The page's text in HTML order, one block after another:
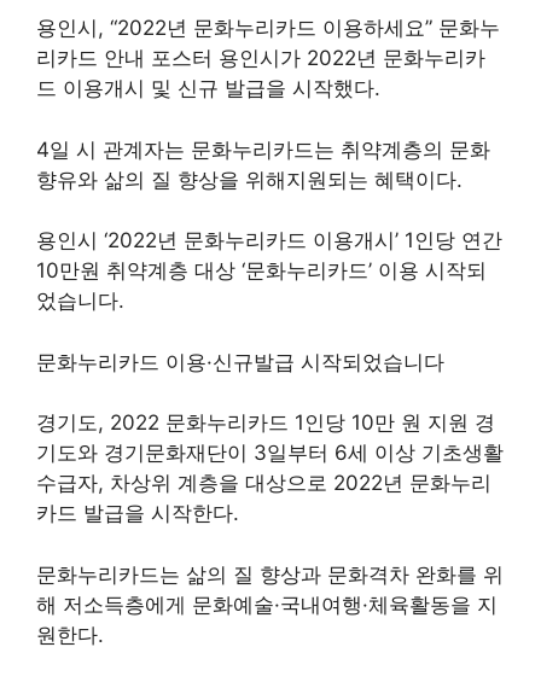
용인시, “2022년 문화누리카드 이용하세요” 문화누
리카드 안내 포스터 용인시가 2022년 문화누리카
드 이용개시 및 신규 발급을 시작했다.
4일 시 관계자는 문화누리카드는 취약계층의 문화
향유와 삶의 질 향상을 위해지원되는 혜택이다.
용인시 ‘2022년 문화누리카드 이용개시’ 1인당 연간
10만원 취약계층 대상 ‘문화누리카드’ 이용 시작되
었습니다.
문화누리카드 이용·신규발급 시작되었습니다
경기도, 2022 문화누리카드 1인당 10만 원 지원 경
기도와 경기문화재단이 3일부터 6세 이상 기초생활
수급자, 차상위 계층을 대상으로 2022년 문화누리
카드 발급을 시작한다.
문화누리카드는 삶의 질 향상과 문화격차 완화를 위
해 저소득층에게 문화예술·국내여행·체육활동을 지
원한다.